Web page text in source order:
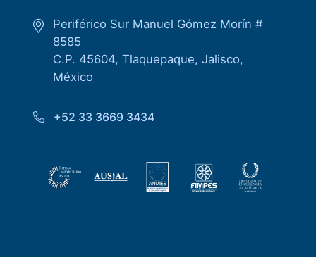
Periférico Sur Manuel Gómez Morín #
8585
C.P. 45604, Tlaquepaque, Jalisco,
México
+52 33 3669 3434